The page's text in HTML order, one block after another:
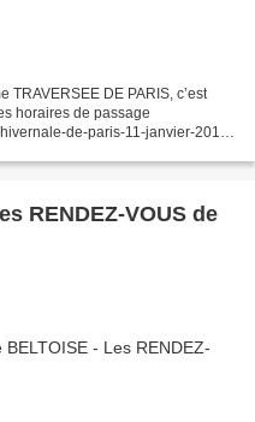
DE PARIS, c’est
horaires de passage
de-paris-11-janvier-2015
RENDEZ-VOUS de